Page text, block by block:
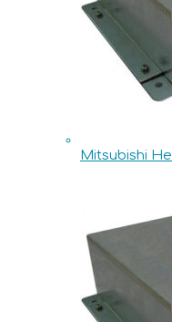
Mitsubishi